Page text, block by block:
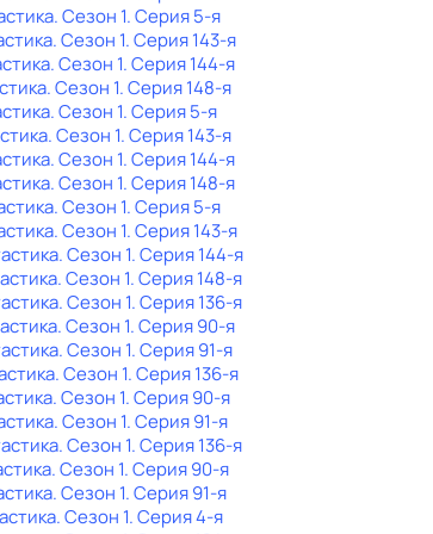
. Сезон 1. Серия 5-я
. Сезон 1. Серия 143-я
. Сезон 1. Серия 144-я
. Сезон 1. Серия 148-я
. Сезон 1. Серия 5-я
. Сезон 1. Серия 143-я
. Сезон 1. Серия 144-я
. Сезон 1. Серия 148-я
. Сезон 1. Серия 5-я
. Сезон 1. Серия 143-я
. Сезон 1. Серия 144-я
. Сезон 1. Серия 148-я
. Сезон 1. Серия 136-я
. Сезон 1. Серия 90-я
. Сезон 1. Серия 91-я
. Сезон 1. Серия 136-я
. Сезон 1. Серия 90-я
. Сезон 1. Серия 91-я
. Сезон 1. Серия 136-я
. Сезон 1. Серия 90-я
. Сезон 1. Серия 91-я
. Сезон 1. Серия 4-я